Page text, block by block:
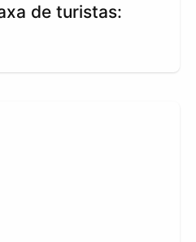
de turistas: